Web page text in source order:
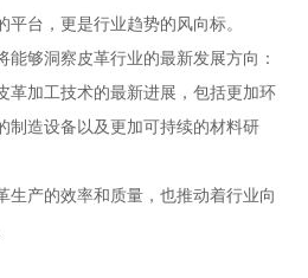
台，更是行业趋势的风向标。
能够洞察皮革行业的最新发展方向：
革加工技术的最新进展，包括更加环
制造设备以及更加可持续的材料研
生产的效率和质量，也推动着行业向